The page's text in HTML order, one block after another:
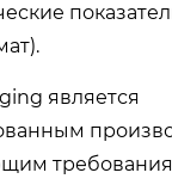
является